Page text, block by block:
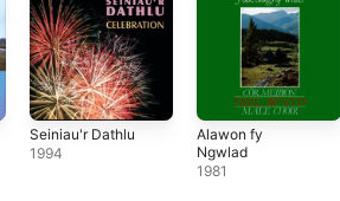
Seiniau'r Dathlu
1994
Alawon fy
Ngwlad
1981